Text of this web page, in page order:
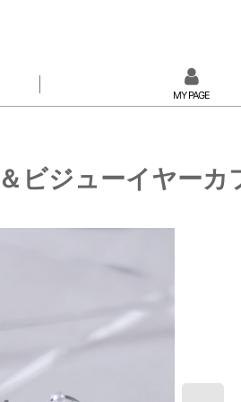
MY PAGE
ビジューイヤーカ